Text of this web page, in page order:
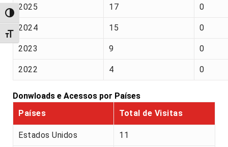
Alternar alto contraste
Alternar tamanho da fonte
2025 17 0
2024 15 0
2023 9 0
2022 4 0
Donwloads e Acessos por Países
Países
Total de Visitas
Estados Unidos 11